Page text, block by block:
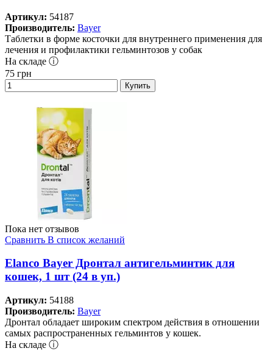
Артикул: 54187
Производитель: Bayer
Таблетки в форме косточки для внутреннего применения для
лечения и профилактики гельминтозов у собак
На складе ⓘ
75 грн
Купить
Пока нет отзывов
Сравнить В список желаний
Elanco Bayer Дронтал антигельминтик для
кошек, 1 шт (24 в уп.)
Артикул: 54188
Производитель: Bayer
Дронтал обладает широким спектром действия в отношении
самых распространенных гельминтов у кошек.
На складе ⓘ